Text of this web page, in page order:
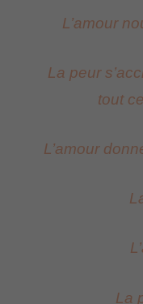
L’amour
La peur
tout
L’amour
La